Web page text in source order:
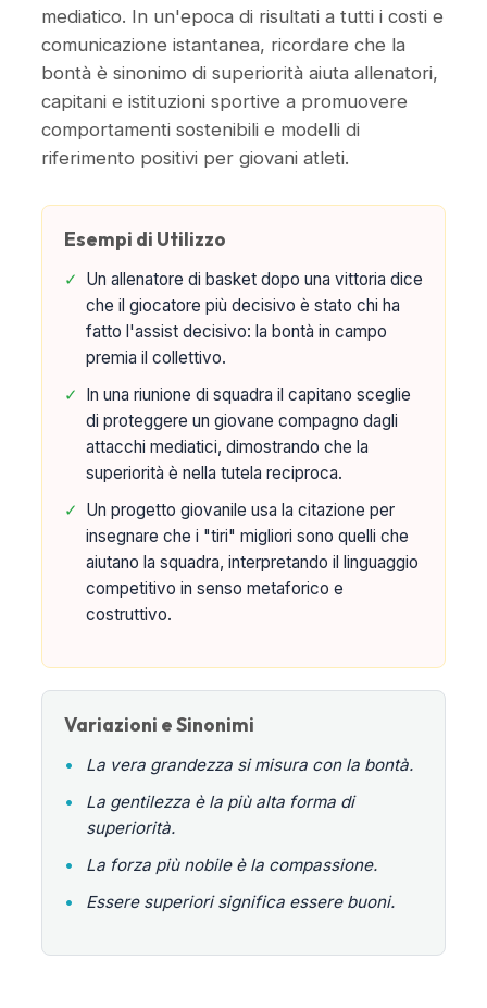
mediatico. In un'epoca di risultati a tutti i costi e
comunicazione istantanea, ricordare che la
bontà è sinonimo di superiorità aiuta allenatori,
capitani e istituzioni sportive a promuovere
comportamenti sostenibili e modelli di
riferimento positivi per giovani atleti.
Esempi di Utilizzo
✓ Un allenatore di basket dopo una vittoria dice
che il giocatore più decisivo è stato chi ha
fatto l'assist decisivo: la bontà in campo
premia il collettivo.
✓ In una riunione di squadra il capitano sceglie
di proteggere un giovane compagno dagli
attacchi mediatici, dimostrando che la
superiorità è nella tutela reciproca.
✓ Un progetto giovanile usa la citazione per
insegnare che i "tiri" migliori sono quelli che
aiutano la squadra, interpretando il linguaggio
competitivo in senso metaforico e
costruttivo.
Variazioni e Sinonimi
•
La vera grandezza si misura con la bontà.
•
La gentilezza è la più alta forma di
superiorità.
•
La forza più nobile è la compassione.
•
Essere superiori significa essere buoni.